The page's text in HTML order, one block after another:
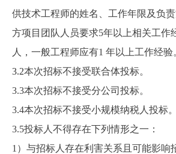
供技术工程师的姓名、工作年限及负
方项目团队人员要求5年以上相关工作
人，一般工程师应有1 年以上工作经验
3.2本次招标不接受联合体投标。
3.3本次招标不接受分公司投标。
3.4本次招标不接受小规模纳税人投标。
3.5投标人不得存在下列情形之一：
1 ）与招标人存在利害关系且可能影响